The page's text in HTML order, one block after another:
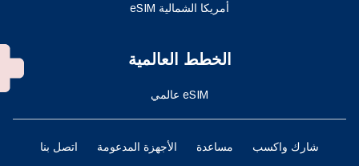
أمريكا الشمالية eSIM
الخطط العالمية
eSIM عالمي
شارك واكسب مساعدة الأجهزة المدعومة اتصل بنا